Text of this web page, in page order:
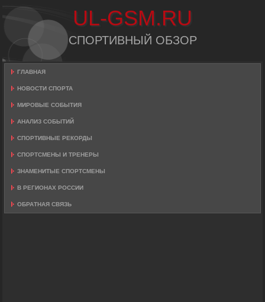
UL-GSM.RU
СПОРТИВНЫЙ ОБЗОР
ГЛАВНАЯ
НОВОСТИ СПОРТА
МИРОВЫЕ СОБЫТИЯ
АНАЛИЗ СОБЫТИЙ
СПОРТИВНЫЕ РЕКОРДЫ
СПОРТСМЕНЫ И ТРЕНЕРЫ
ЗНАМЕНИТЫЕ СПОРТСМЕНЫ
В РЕГИОНАХ РОССИИ
ОБРАТНАЯ СВЯЗЬ